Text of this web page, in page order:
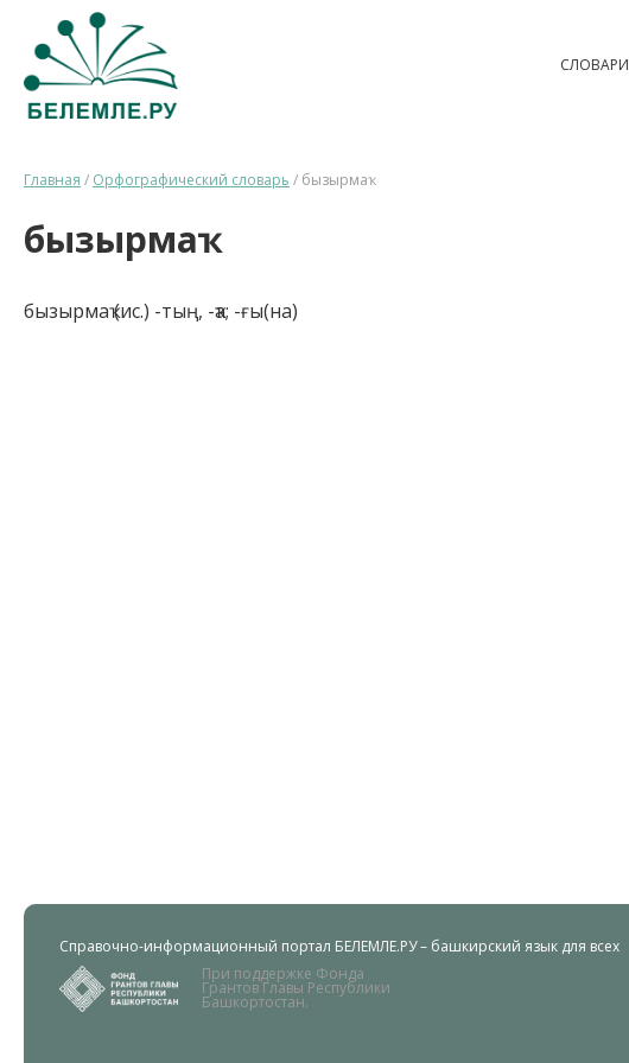
СЛОВАРИ
Главная / Орфографический словарь / бызырмаҡ
бызырмаҡ
бызырмаҡ (ис.) -тың, -ҡа; -ғы(на)
Справочно-информационный портал БЕЛЕМЛЕ.РУ – башкирский язык для всех
При поддержке Фонда
Грантов Главы Республики
Башкортостан.